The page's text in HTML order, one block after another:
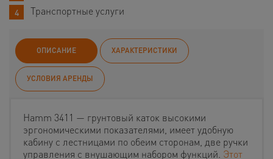
Транспортные услуги
ОПИСАНИЕ ХАРАКТЕРИСТИКИ
УСЛОВИЯ АРЕНДЫ
Hamm 3411 — грунтовый каток высокими
эргономическими показателями, имеет удобную
кабину с лестницами по обеим сторонам, две ручки
управления с внушающим набором функций. Этот